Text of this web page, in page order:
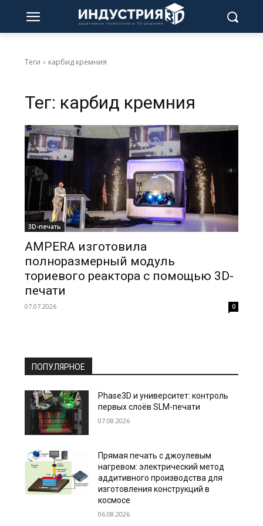
Теги карбид кремния
Тег: карбид кремния
3D-печать
AMPERA изготовила
полноразмерный модуль
ториевого реактора с помощью 3D-
печати
07.07.2026 0
ПОПУЛЯРНОЕ
Phase3D и университет: контроль
первых слоёв SLM-печати
07.08.2026
Прямая печать с джоулевым
нагревом: электрический метод
аддитивного производства для
изготовления конструкций в
космосе
06.08.2026